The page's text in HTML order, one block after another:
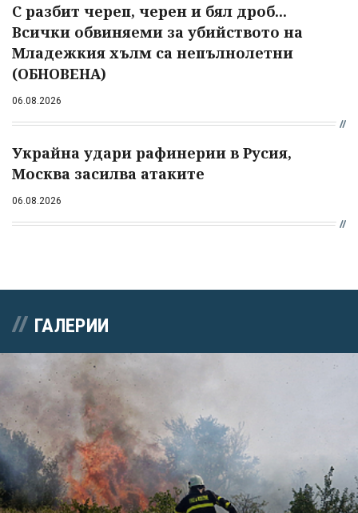
С разбит череп, черен и бял дроб...
Всички обвиняеми за убийството на
Младежкия хълм са непълнолетни
(ОБНОВЕНА)
06.08.2026
Украйна удари рафинерии в Русия,
Москва засилва атаките
06.08.2026
ГАЛЕРИИ